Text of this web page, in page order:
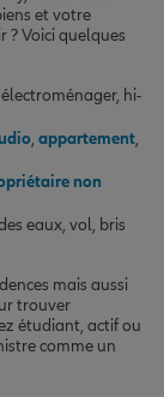
et votre
? Voici quelques
hi-
, appartement,
non
eaux, vol, bris
mais aussi
trouver
étudiant, actif ou
comme un